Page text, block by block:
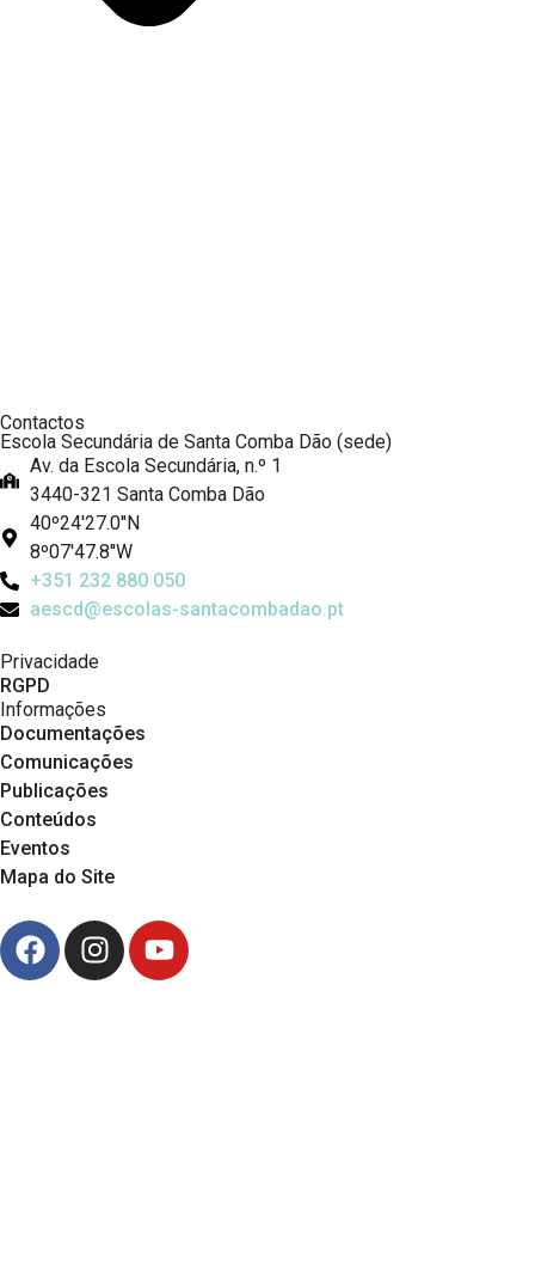
Contactos
Escola Secundária de Santa Comba Dão (sede)
Av. da Escola Secundária, n.º 1
3440-321 Santa Comba Dão
40º24'27.0''N
8º07'47.8''W
+351 232 880 050
aescd@escolas-santacombadao.pt
Privacidade
RGPD
Informações
Documentações
Comunicações
Publicações
Conteúdos
Eventos
Mapa do Site